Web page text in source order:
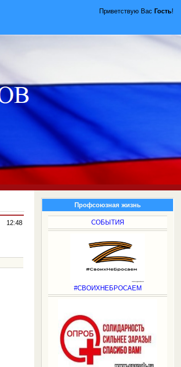
Приветствую Вас Гость!
Профсоюзная жизнь
СОБЫТИЯ
#СВОИХНЕБРОСАЕМ
12:48